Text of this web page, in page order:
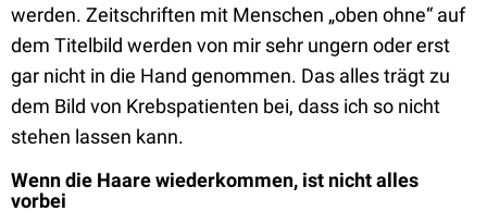
werden. Zeitschriften mit Menschen „oben ohne“ auf
dem Titelbild werden von mir sehr ungern oder erst
gar nicht in die Hand genommen. Das alles trägt zu
dem Bild von Krebspatienten bei, dass ich so nicht
stehen lassen kann.
Wenn die Haare wiederkommen, ist nicht alles
vorbei